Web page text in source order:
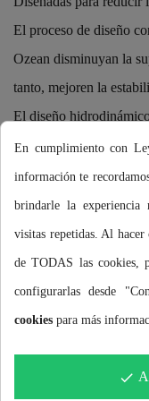
El proceso de diseño
Ozean disminuyan la
tanto, mejoren la
El diseño
ideales para las
se está más expuesto a
la cara.
TECNOLOGÍA
Un sellado sin fugas
excesiva.
Gracias a la tecnología
nadamos, sin
En cumplimiento con
información te
brindarle la experiencia
visitas repetidas. Al hacer
de TODAS las cookies,
configurarlas desde
cookies para más
done